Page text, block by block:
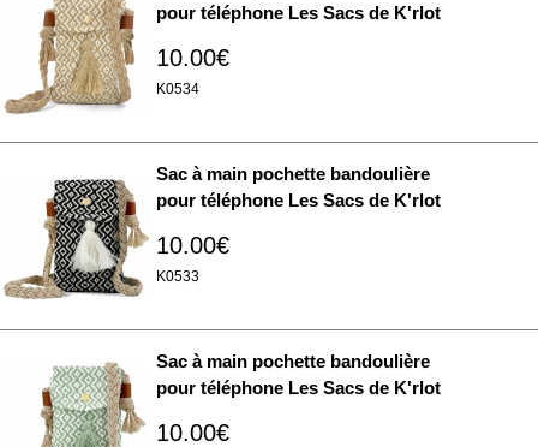
pour téléphone Les Sacs de K'rlot
10.00€
K0534
Sac à main pochette bandoulière
pour téléphone Les Sacs de K'rlot
10.00€
K0533
Sac à main pochette bandoulière
pour téléphone Les Sacs de K'rlot
10.00€